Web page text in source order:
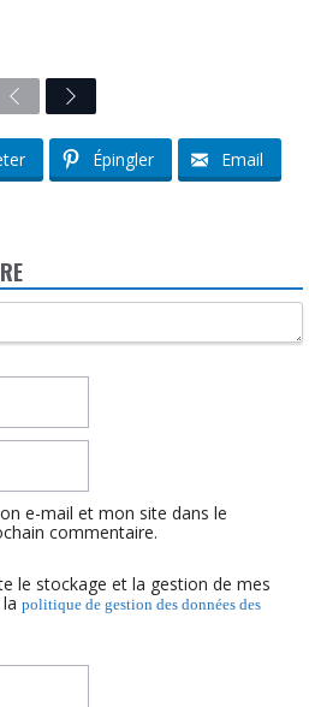
PreviousNext
Épingler Email
e-mail et mon site dans le
commentaire.
le stockage et la gestion de mes
politique de gestion des données des